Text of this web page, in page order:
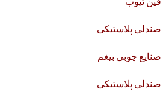
صندلی پلاستیکی
صنایع چوبی بیغم
صندلی پلاستیکی